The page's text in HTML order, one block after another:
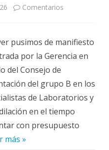
Comentarios
pusimos de manifiesto
por la Gerencia en
del Consejo de
del grupo B en los
de Laboratorios y
en el tiempo
con presupuesto
más »